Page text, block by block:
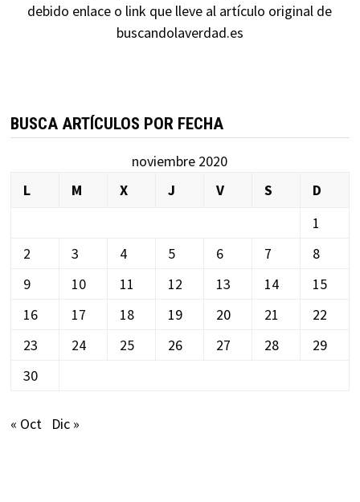
debido enlace o link que lleve al artículo original de
buscandolaverdad.es
BUSCA ARTÍCULOS POR FECHA
noviembre 2020
L
M X J V S
D
1
2
3 4 5 6 7
8
9
10 11 12 13 14
15
16
17 18 19 20 21
22
23
24 25 26 27 28
29
30
« Oct Dic »